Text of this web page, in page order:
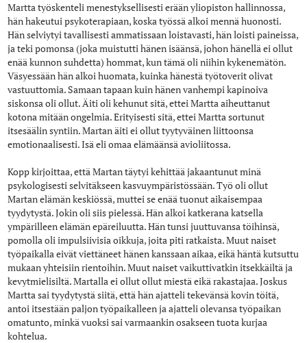
Martta työskenteli menestyksellisesti erään yliopiston hallinnossa,
hän hakeutui psykoterapiaan, koska työssä alkoi mennä huonosti.
Hän selviytyi tavallisesti ammatissaan loistavasti, hän loisti paineissa,
ja teki pomonsa (joka muistutti hänen isäänsä, johon hänellä ei ollut
enää kunnon suhdetta) hommat, kun tämä oli niihin kykenemätön.
Väsyessään hän alkoi huomata, kuinka hänestä työtoverit olivat
vastuuttomia. Samaan tapaan kuin hänen vanhempi kapinoiva
siskonsa oli ollut. Äiti oli kehunut sitä, ettei Martta aiheuttanut
kotona mitään ongelmia. Erityisesti sitä, ettei Martta sortunut
itsesäälin syntiin. Martan äiti ei ollut tyytyväinen liittoonsa
emotionaalisesti. Isä eli omaa elämäänsä avioliitossa.
Kopp kirjoittaa, että Martan täytyi kehittää jakaantunut minä
psykologisesti selvitäkseen kasvuympäristössään. Työ oli ollut
Martan elämän keskiössä, muttei se enää tuonut aikaisempaa
tyydytystä. Jokin oli siis pielessä. Hän alkoi katkerana katsella
ympärilleen elämän epäreiluutta. Hän tunsi juuttuvansa töihinsä,
pomolla oli impulsiivisia oikkuja, joita piti ratkaista. Muut naiset
työpaikalla eivät viettäneet hänen kanssaan aikaa, eikä häntä kutsuttu
mukaan yhteisiin rientoihin. Muut naiset vaikuttivatkin itsekkäiltä ja
kevytmielisiltä. Martalla ei ollut ollut miestä eikä rakastajaa. Joskus
Martta sai tyydytystä siitä, että hän ajatteli tekevänsä kovin töitä,
antoi itsestään paljon työpaikalleen ja ajatteli olevansa työpaikan
omatunto, minkä vuoksi sai varmaankin osakseen tuota kurjaa
kohtelua.